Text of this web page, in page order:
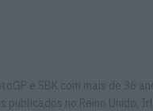
e SBK com mais de 36
no Reino Unido,